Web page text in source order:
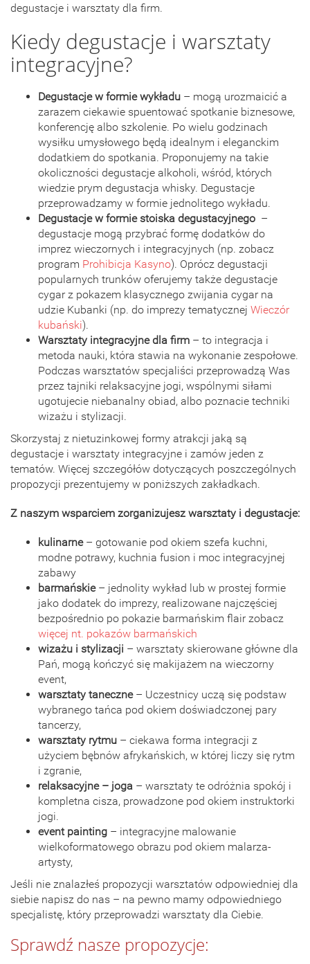
degustacje i warsztaty dla firm.
Kiedy degustacje i warsztaty
integracyjne?
Degustacje w formie wykładu – mogą urozmaicić a
zarazem ciekawie spuentować spotkanie biznesowe,
konferencję albo szkolenie. Po wielu godzinach
wysiłku umysłowego będą idealnym i eleganckim
dodatkiem do spotkania. Proponujemy na takie
okoliczności degustacje alkoholi, wśród, których
wiedzie prym degustacja whisky. Degustacje
przeprowadzamy w formie jednolitego wykładu.
Degustacje w formie stoiska degustacyjnego –
degustacje mogą przybrać formę dodatków do
imprez wieczornych i integracyjnych (np. zobacz
program Prohibicja Kasyno). Oprócz degustacji
popularnych trunków oferujemy także degustacje
cygar z pokazem klasycznego zwijania cygar na
udzie Kubanki (np. do imprezy tematycznej Wieczór
kubański).
Warsztaty integracyjne dla firm – to integracja i
metoda nauki, która stawia na wykonanie zespołowe.
Podczas warsztatów specjaliści przeprowadzą Was
przez tajniki relaksacyjne jogi, wspólnymi siłami
ugotujecie niebanalny obiad, albo poznacie techniki
wizażu i stylizacji.
Skorzystaj z nietuzinkowej formy atrakcji jaką są
degustacje i warsztaty integracyjne i zamów jeden z
tematów. Więcej szczegółów dotyczących poszczególnych
propozycji prezentujemy w poniższych zakładkach.
Z naszym wsparciem zorganizujesz warsztaty i degustacje:
kulinarne – gotowanie pod okiem szefa kuchni,
modne potrawy, kuchnia fusion i moc integracyjnej
zabawy
barmańskie– jednolity wykład lub w prostej formie
jako dodatek do imprezy, realizowane najczęściej
bezpośrednio po pokazie barmańskim flair zobacz
więcej nt. pokazów barmańskich
wizażu i stylizacji – warsztaty skierowane główne dla
Pań, mogą kończyć się makijażem na wieczorny
event,
warsztaty taneczne– Uczestnicy uczą się podstaw
wybranego tańca pod okiem doświadczonej pary
tancerzy,
warsztaty rytmu – ciekawa forma integracji z
użyciem bębnów afrykańskich, w której liczy się rytm
i zgranie,
relaksacyjne – joga – warsztaty te odróżnia spokój i
kompletna cisza, prowadzone pod okiem instruktorki
jogi.
event painting – integracyjne malowanie
wielkoformatowego obrazu pod okiem malarza-
artysty,
Jeśli nie znalazłeś propozycji warsztatów odpowiedniej dla
siebie napisz do nas – na pewno mamy odpowiedniego
specjalistę, który przeprowadzi warsztaty dla Ciebie.
Sprawdź nasze propozycje: